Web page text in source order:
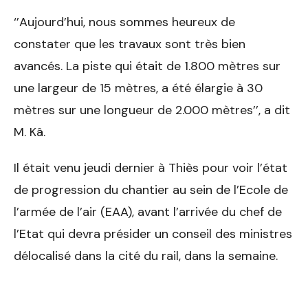
‘’Aujourd’hui, nous sommes heureux de
constater que les travaux sont très bien
avancés. La piste qui était de 1.800 mètres sur
une largeur de 15 mètres, a été élargie à 30
mètres sur une longueur de 2.000 mètres’’, a dit
M. Kâ.
Il était venu jeudi dernier à Thiès pour voir l’état
de progression du chantier au sein de l’Ecole de
l’armée de l’air (EAA), avant l’arrivée du chef de
l’Etat qui devra présider un conseil des ministres
délocalisé dans la cité du rail, dans la semaine.